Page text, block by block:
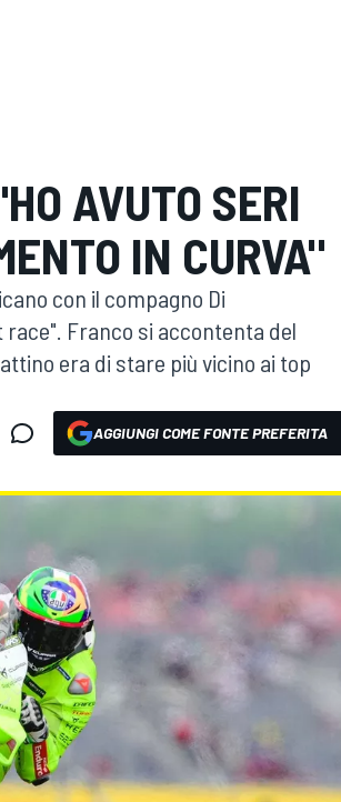
AVUTO SERI
IN CURVA"
con il compagno Di
Franco si accontenta del
era di stare più vicino ai top
AGGIUNGI COME FONTE PREFERITA